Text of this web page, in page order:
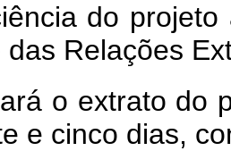
do projeto
Relações
o extrato do
e cinco dias,